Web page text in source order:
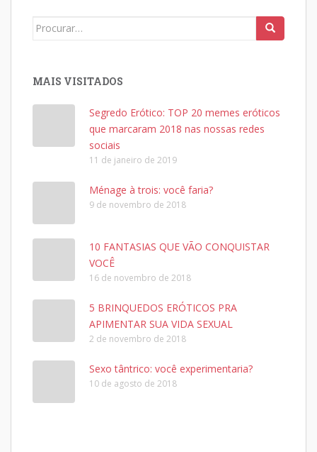
Search
MAIS VISITADOS
Segredo Erótico: TOP 20 memes eróticos
que marcaram 2018 nas nossas redes
sociais
11 de janeiro de 2019
Ménage à trois: você faria?
9 de novembro de 2018
10 FANTASIAS QUE VÃO CONQUISTAR
VOCÊ
16 de novembro de 2018
5 BRINQUEDOS ERÓTICOS PRA
APIMENTAR SUA VIDA SEXUAL
2 de novembro de 2018
Sexo tântrico: você experimentaria?
10 de agosto de 2018